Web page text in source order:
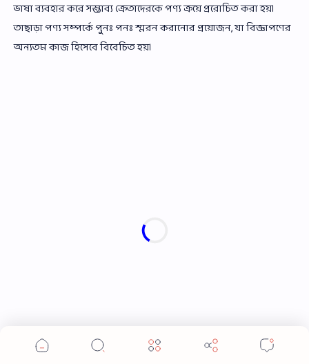
ভাষা ব্যবহার করে সম্ভাব্য ক্রেতাদেরকে পণ্য ক্রয়ে প্ররোচিত করা হয়।
তাছাড়া পণ্য সম্পর্কে পুনঃ পনঃ স্মরন করানোর প্রয়োজন, যা বিজ্ঞাপণের
অন্যতম কাজ হিসেবে বিবেচিত হয়।